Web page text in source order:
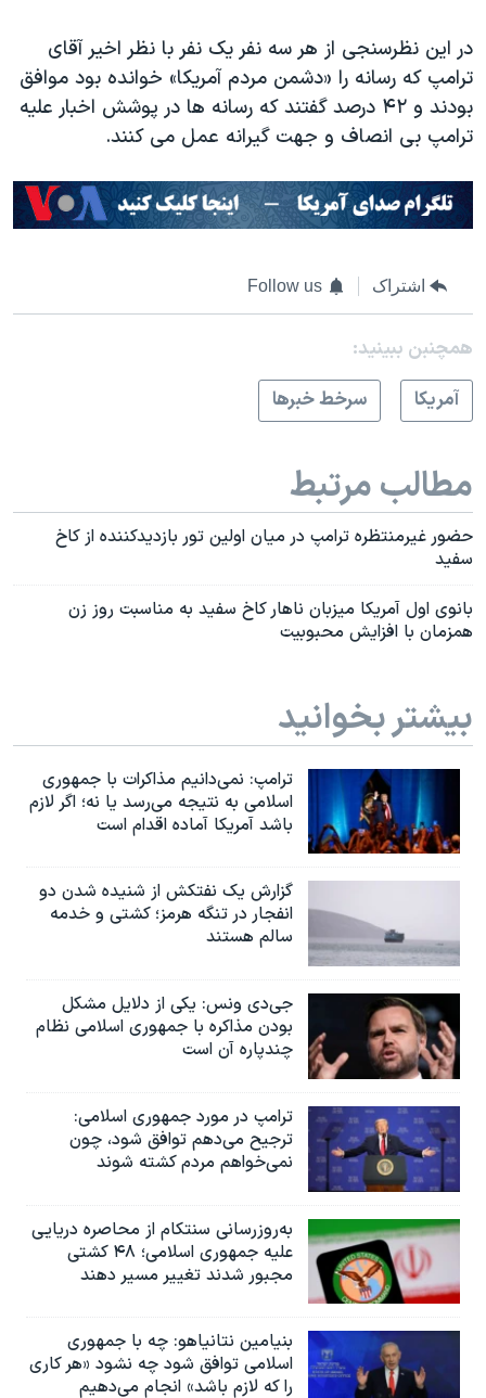
در این نظرسنجی از هر سه نفر یک نفر با نظر اخیر آقای
ترامپ که رسانه را «دشمن مردم آمریکا» خوانده بود موافق
بودند و ۴۲ درصد گفتند که رسانه ها در پوشش اخبار علیه
ترامپ بی انصاف و جهت گیرانه عمل می کنند.
اشتراک Follow us
همچنبن ببینید:
آمريکا
سرخط خبرها
مطالب مرتبط
حضور غیرمنتظره ترامپ در میان اولین تور بازدیدکننده از کاخ
سفید
بانوی اول آمریکا میزبان ناهار کاخ سفید به مناسبت روز زن
همزمان با افزایش محبوبیت
بیشتر بخوانید
ترامپ: نمی‌دانیم مذاکرات با جمهوری
اسلامی به نتیجه می‌رسد یا نه؛ اگر لازم
باشد آمریکا آماده اقدام است
گزارش یک نفتکش از شنیده شدن دو
انفجار در تنگه هرمز؛ کشتی و خدمه
سالم هستند
جی‌دی ونس: یکی از دلایل مشکل
بودن مذاکره با جمهوری اسلامی نظام
چندپاره آن است
ترامپ در مورد جمهوری اسلامی:
ترجیح می‌دهم توافق شود، چون
نمی‌خواهم مردم کشته شوند
به‌روزرسانی سنتکام از محاصره دریایی
علیه جمهوری اسلامی؛ ۴۸ کشتی
مجبور شدند تغییر مسیر دهند
بنیامین نتانیاهو: چه با جمهوری
اسلامی توافق شود چه نشود «هر کاری
را که لازم باشد» انجام می‌دهیم